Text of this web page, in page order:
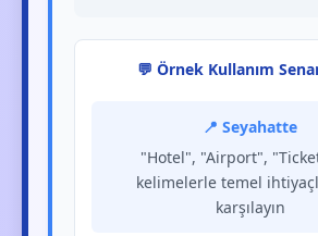
💬 Örnek Kullanım
📍 Seyahatte
"Hotel", "Airport",
kelimelerle temel
karşılayın